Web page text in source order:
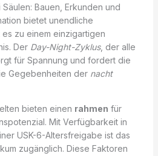
Bauen, Erkunden und
bietet unendliche
zu einem einzigartigen
Der Day-Night-Zyklus, der alle
für Spannung und fordert die
Gegebenheiten der nacht
bieten einen rahmen für
Mit Verfügbarkeit in
USK-6-Altersfreigabe ist das
zugänglich. Diese Faktoren